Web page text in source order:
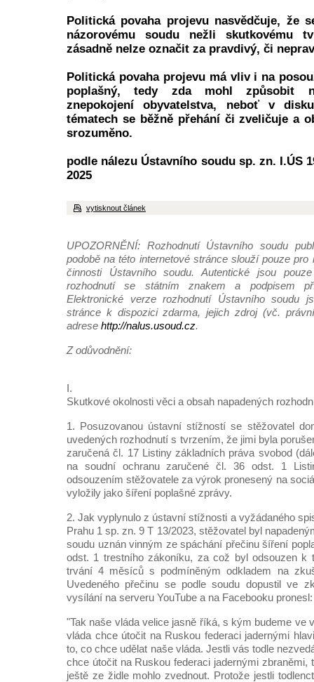
Politická povaha projevu nasvědčuje, že
názorovému soudu nežli skutkovému
zásadně nelze označit za pravdivý, či
Politická povaha projevu má vliv i na
poplašný, tedy zda mohl způsobit
znepokojení obyvatelstva, neboť v
tématech se běžně přehání či zveličuje a
srozuměno.
podle nálezu Ústavního soudu sp. zn. I.ÚS
2025
vytisknout článek
UPOZORNĚNÍ: Rozhodnutí Ústavního soudu
podobě na této internetové stránce slouží pouze
činnosti Ústavního soudu. Autentické jsou
rozhodnutí se státním znakem a podpisem
Elektronické verze rozhodnutí Ústavního soudu
stránce k dispozici zdarma, jejich zdroj (vč.
adrese http://nalus.usoud.cz.
Z odůvodnění:
I.
Skutkové okolnosti věci a obsah napadených
1. Posuzovanou ústavní stížností se stěžovatel
uvedených rozhodnutí s tvrzením, že jimi byla
zaručená čl. 17 Listiny základních práva svobod
na soudní ochranu zaručené čl. 36 odst. 1
odsouzením stěžovatele za výrok pronesený na
vyložily jako šíření poplašné zprávy.
2. Jak vyplynulo z ústavní stížnosti a vyžádaného
Prahu 1 sp. zn. 9 T 13/2023, stěžovatel byl
soudu uznán vinným ze spáchání přečinu šíření
odst. 1 trestního zákoníku, za což byl odsouzen k
trvání 4 měsíců s podmíněným odkladem na
Uvedeného přečinu se podle soudu dopustil ve
vysílání na serveru YouTube a na Facebooku pronesl:
"Tak naše vláda velice jasně říká, s kým budeme ve
vláda chce útočit na Ruskou federaci jadernými
to, co chce udělat naše vláda. Jestli vás todle
chce útočit na Ruskou federaci jadernými
ještě ze židle mohlo zvednout. Protože jestli